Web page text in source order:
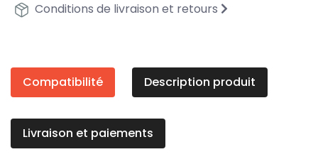
Conditions de livraison et retours
Compatibilité Description produit
Livraison et paiements